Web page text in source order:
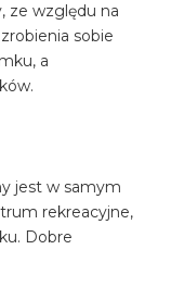
ze względu na
sobie
a
jest w samym
rekreacyjne,
Dobre